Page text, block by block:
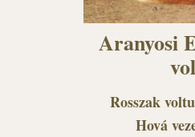
Aranyosi
Rosszak
Hová